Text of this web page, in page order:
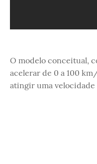
O modelo conceitual,
acelerar de 0 a 100
atingir uma velocidade